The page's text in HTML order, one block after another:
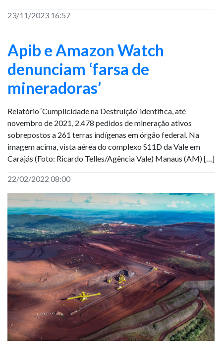
23/11/2023 16:57
Apib e Amazon Watch
denunciam ‘farsa de
mineradoras’
Relatório ‘Cumplicidade na Destruição’ identifica, até
novembro de 2021, 2.478 pedidos de mineração ativos
sobrepostos a 261 terras indígenas em órgão federal. Na
imagem acima, vista aérea do complexo S11D da Vale em
Carajás (Foto: Ricardo Telles/Agência Vale) Manaus (AM) […]
22/02/2022 08:00